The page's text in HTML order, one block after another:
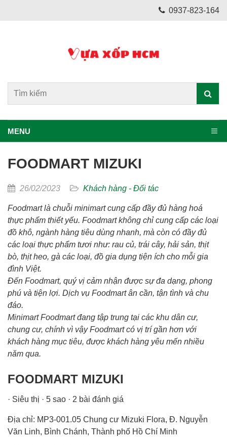
0937-823-164
MENU
FOODMART MIZUKI
26/02/2023 Khách hàng - Đối tác
Foodmart là chuỗi minimart cung cấp đầy đủ hàng hoá
thực phẩm thiết yếu. Foodmart không chỉ cung cấp các loại
đồ khô, ngành hàng tiêu dùng nhanh, mà còn có đầy đủ
các loại thực phẩm tươi như: rau củ, trái cây, hải sản, thịt
bò, thịt heo, gà các loại, đồ gia dụng tiện ích cho mỗi gia
đình Việt.
Đến Foodmart, quý vị cảm nhận được sự đa dạng, phong
phú và tiện lợi. Dịch vụ Foodmart ân cần, tận tình và chu
đáo.
Minimart Foodmart đang tập trung tại các khu dân cư,
chung cư, chính vì vậy Foodmart có vị trí gần hơn với
khách hàng mục tiêu, được khách hàng yêu mến nhiều
năm qua.
FOODMART MIZUKI
· Siêu thị · 5 sao · 2 bài đánh giá
Địa chỉ: MP3-001.05 Chung cư Mizuki Flora, Đ. Nguyễn
Văn Linh, Bình Chánh, Thành phố Hồ Chí Minh